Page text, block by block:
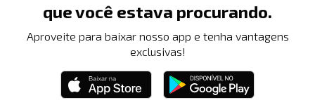
que você estava procurando.
Aproveite para baixar nosso app e tenha vantagens
exclusivas!